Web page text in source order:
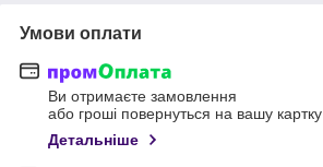
Умови оплати
Ви отримаєте замовлення
або гроші повернуться на вашу картку
Детальніше